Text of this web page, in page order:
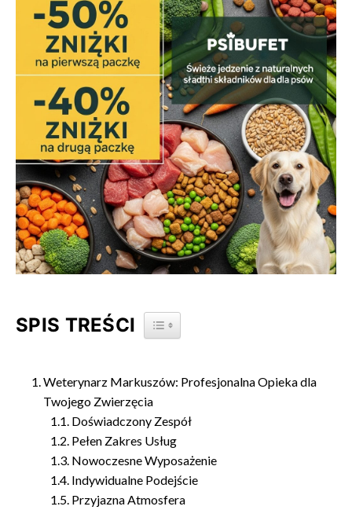
SPIS TREŚCI TOGGLE TABLE OF CONTENT
Weterynarz Markuszów: Profesjonalna Opieka dla
Twojego Zwierzęcia
Doświadczony Zespół
Pełen Zakres Usług
Nowoczesne Wyposażenie
Indywidualne Podejście
Przyjazna Atmosfera